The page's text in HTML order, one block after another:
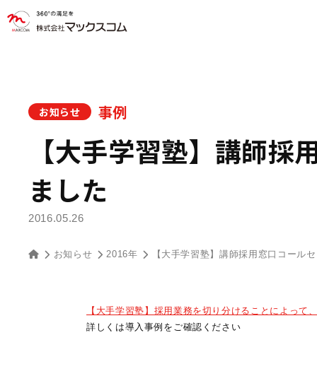
お知らせ 事例
【大手学習塾】講師
ました
2016.05.26
お知らせ 2016年 【大手学習塾】講師採用窓口コール
【大手学習塾】採用業務を切り分けることによっ
詳しくは導入事例をご確認ください